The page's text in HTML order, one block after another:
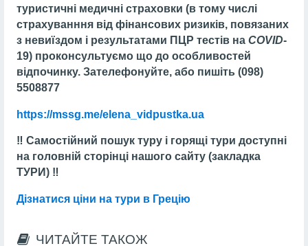
туристичні медичні страховки (в тому числі
страхуванння від фінансових ризиків, повязаних
з невиїздом і результатами ПЦР тестів на COVID-
19) проконсультуємо що до особливостей
відпочинку. Зателефонуйте, або пишіть (098)
5508877
https://mssg.me/elena_vidpustka.ua
‼️ Самостійний пошук туру і горящі тури доступні
на головній сторінці нашого сайту (закладка
ТУРИ) ‼️
Дізнатися ціни на тури в Грецію
ЧИТАЙТЕ ТАКОЖ